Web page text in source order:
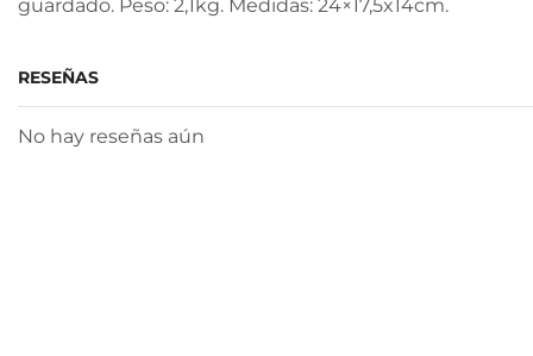
guardado. Peso: 2,1kg. Medidas: 24×17,5x14cm.
RESEÑAS
No hay reseñas aún